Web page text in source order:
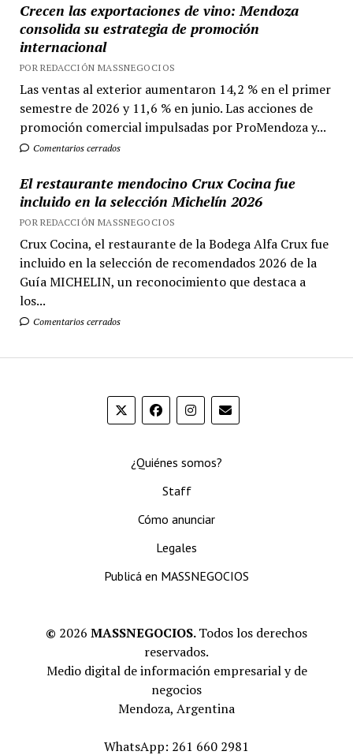
Crecen las exportaciones de vino: Mendoza
consolida su estrategia de promoción
internacional
POR REDACCIÓN MASSNEGOCIOS
Las ventas al exterior aumentaron 14,2 % en el primer
semestre de 2026 y 11,6 % en junio. Las acciones de
promoción comercial impulsadas por ProMendoza y...
Comentarios cerrados
El restaurante mendocino Crux Cocina fue
incluido en la selección Michelín 2026
POR REDACCIÓN MASSNEGOCIOS
Crux Cocina, el restaurante de la Bodega Alfa Crux fue
incluido en la selección de recomendados 2026 de la
Guía MICHELIN, un reconocimiento que destaca a
los...
Comentarios cerrados
¿Quiénes somos?
Staff
Cómo anunciar
Legales
Publicá en MASSNEGOCIOS
© 2026 MASSNEGOCIOS.Todos los derechos
reservados.
Medio digital de información empresarial y de
negocios
Mendoza, Argentina
WhatsApp: 261 660 2981